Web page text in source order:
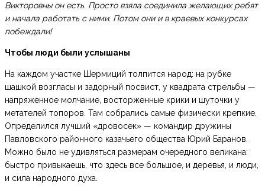
Викторовны он есть. Просто взяла соединила желающих ребят
и начала работать с ними. Потом они и в краевых конкурсах
побеждали!
Чтобы люди были услышаны
На каждом участке Шермиций толпится народ: на рубке
шашкой возгласы и задорный посвист, у квадрата стрельбы —
напряженное молчание, восторженные крики и шуточки у
метателей топоров. Там собрались самые физически крепкие.
Определился лучший «дровосек» — командир дружины
Павловского районного казачьего общества Юрий Баранов.
Можно было не удивляться размерам очередного великана:
быстро привыкаешь, что здесь все большое, и деревья, и люди,
и сила народного духа.